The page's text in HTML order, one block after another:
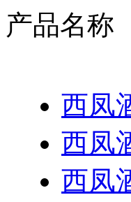
产品名称
西凤
西凤
西凤